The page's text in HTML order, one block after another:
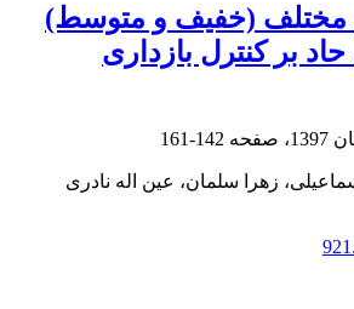
مختلف (خفیف و متوسط)
بر کنترل بازداری
142-161
زهرا سلمان، عین اله نادری